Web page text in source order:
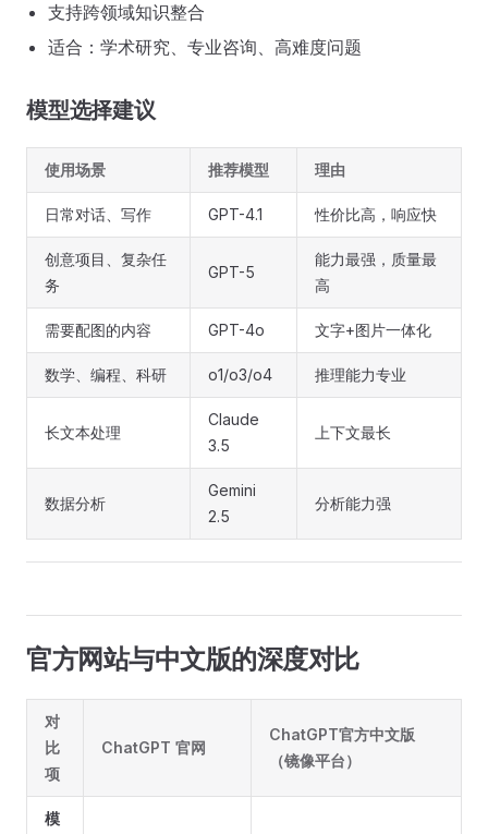
支持跨领域知识整合
适合：学术研究、专业咨询、高难度问题
模型选择建议
使用场景 推荐模型 理由
日常对话、写作 GPT-4.1 性价比高，响应快
创意项目、复杂任
务
GPT-5
能力最强，质量最
高
需要配图的内容 GPT-4o 文字+图片一体化
数学、编程、科研 o1/o3/o4 推理能力专业
长文本处理
Claude
3.5
上下文最长
数据分析
Gemini
2.5
分析能力强
官方网站与中文版的深度对比
对
比
项
ChatGPT 官网
ChatGPT官方中文版
（镜像平台）
模